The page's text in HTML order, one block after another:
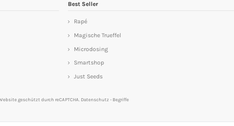
Best Seller
Rapé
Magische Trueffel
Microdosing
Smartshop
Just Seeds
geschützt durch reCAPTCHA. Datenschutz - Begriffe